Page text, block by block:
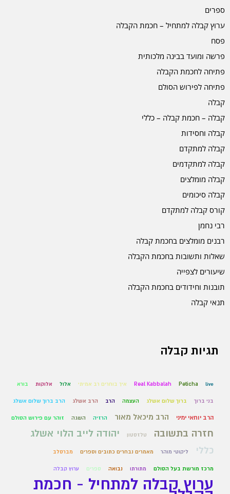
ספרים
ערוץ קבלה למתחיל – חכמת הקבלה
פסח
פרשה ומועד בבינה מלכותית
פתיחה לחכמת הקבלה
פתיחה לפירוש הסולם
קבלה
קבלה – חכמת קבלה – כללי
קבלה וחסידות
קבלה למתקדם
קבלה למתקדמים
קבלה מומלצים
קבלה סיכומים
קורס קבלה למתקדם
רבי נחמן
רבנים מומלצים בחכמת קבלה
שאלות ותשובות בחכמת הקבלה
שיעורים לצפייה
תובנות וחידודים בחכמת הקבלה
תנאי קבלה
תגיות קבלה
live
Peticha
Real Kabbalah איך בוחרים רב אמיתי אלול אלוקות בורא
בני ברוך ברוך שלום אשלג העצמה הרב הרב אשלג הרב ברוך שלום אשלג
הרב יוחאי ימיני הרב מיכאל מאור הרזיה השגה זוהר עם פירוש הסולם
חזרה בתשובה טלזסטון
יהודה לייב הלוי אשלג
כללי
ליקוטי מוהר מאמרים נבחרים כתובים וספרים מברסלב
מרכז מורשת בעל הסולם מתורתו נבואה ספרים ערוץ קבלה
ערוץ קבלה למתחיל - חכמת